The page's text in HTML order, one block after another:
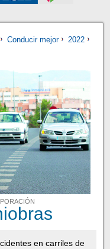
Conducir mejor
2022
en carriles de